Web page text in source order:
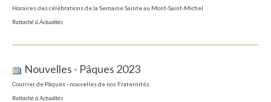
Horaires des célébrations de la Semaine Sainte au Mont-Saint-Michel
Rattaché àActualités
Nouvelles - Pâques 2023
Courrier de Pâques - nouvelles de nos Fraternités
Rattaché àActualités